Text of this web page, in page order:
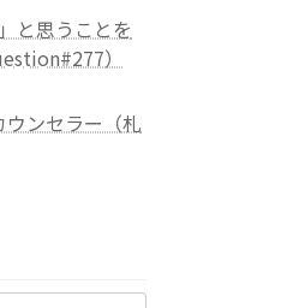
と思うことを
）
ウンセラー（札